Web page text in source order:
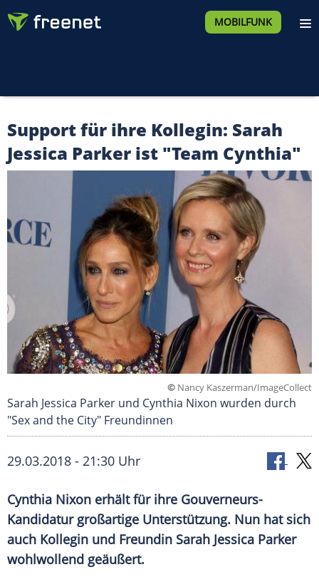
MOBILFUNK
Support für ihre Kollegin: Sarah
Jessica Parker ist "Team Cynthia"
© Nancy Kaszerman/ImageCollect
Sarah Jessica Parker und Cynthia Nixon wurden durch
"Sex and the City" Freundinnen
29.03.2018 - 21:30 Uhr
Cynthia Nixon erhält für ihre Gouverneurs-
Kandidatur großartige Unterstützung. Nun hat sich
auch Kollegin und Freundin Sarah Jessica Parker
wohlwollend geäußert.